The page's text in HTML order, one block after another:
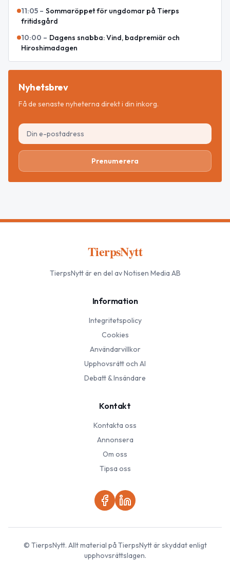
11:05 – Sommaröppet för ungdomar på Tierps
fritidsgård
10:00 – Dagens snabba: Vind, badpremiär och
Hiroshimadagen
Nyhetsbrev
Få de senaste nyheterna direkt i din inkorg.
Prenumerera
TierpsNytt
TierpsNyttär en del av Notisen Media AB
Information
Integritetspolicy
Cookies
Användarvillkor
Upphovsrätt och AI
Debatt & Insändare
Kontakt
Kontakta oss
Annonsera
Om oss
Tipsa oss
© TierpsNytt. Allt material påTierpsNyttär skyddat enligt
upphovsrättslagen.